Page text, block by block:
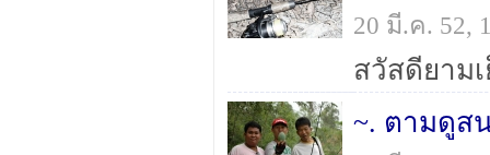
20 มี.ค. 52,